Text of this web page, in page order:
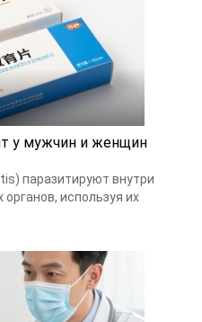
у мужчин и женщин
паразитируют внутри
используя их